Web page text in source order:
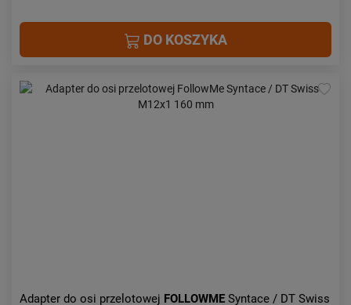
DO KOSZYKA
Adapter do osi przelotowej FOLLOWME Syntace / DT Swiss